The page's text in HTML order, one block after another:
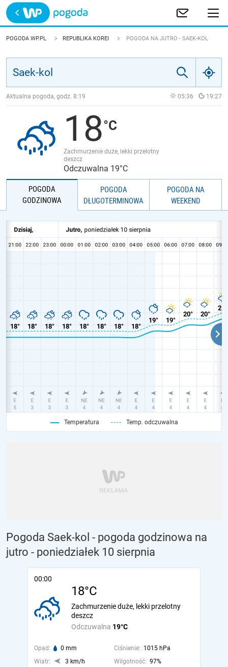
Trwa ładowanie
POLSKA
JAKOŚĆ POWIETRZA
POGODA WP.PL REPUBLIKA KOREI POGODA NA JUTRO - SAEK-KOL
Aktualna pogoda, godz. 8:19 05:36 19:27
18
Zachmurzenie duże, lekki przelotny
deszcz
Odczuwalna 19°C
POGODA
GODZINOWA
POGODA
DŁUGOTERMINOWA
POGODA NA
WEEKEND
Temperatura Temp. odczuwalna
Pogoda Saek-kol - pogoda godzinowa na
jutro - poniedziałek 10 sierpnia
00:00
18°C
Odczuwalna 19°C
Zachmurzenie duże, lekki przelotny
deszcz
Opad: 0 mm Ciśnienie: 1015 hPa
Wiatr:
3 km/h Wilgotność: 97%